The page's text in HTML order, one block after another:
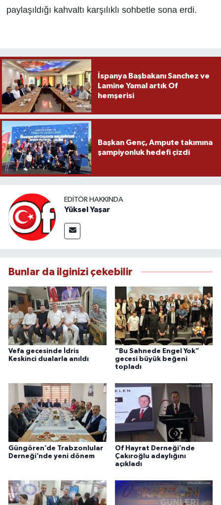
paylaşıldığı kahvaltı karşılıklı sohbetle sona erdi.
İspanya Başbakanı Sanchez ve
Lamine Yamal artık Of
hemşerisi
Başkan Genç, Ampute takımına
şampiyonluk hedefi çizdi
EDITÖR HAKKINDA
Yüksel Yaşar
Bunlar da ilginizi çekebilir
Vefa gecesinde İdris
Keskinci dualarla anıldı
“Bu Sahnede Engel Yok”
gecesi büyük beğeni
topladı
Güngören’de Trabzonlular
Derneği’nde yeni dönem
Of Hayrat Derneği’nde
Çakıroğlu adaylığını
açıkladı